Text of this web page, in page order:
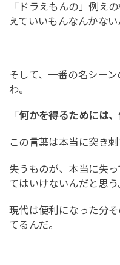
「ドラえもんの」例え
えていいもんなんかない
そして、一番の名シー
わ。
「何かを得るためには
この言葉は本当に突き刺
失うものが、本当に失
てはいけないんだと思う
現代は便利になった分
てるんだ。